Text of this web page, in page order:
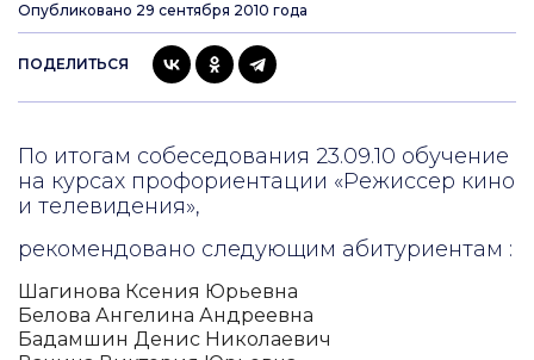
Опубликовано 29 сентября 2010 года
ПОДЕЛИТЬСЯ
По итогам собеседования 23.09.10 обучение
на курсах профориентации «Режиссер кино
и телевидения»,
рекомендовано следующим абитуриентам :
Шагинова Ксения Юрьевна
Белова Ангелина Андреевна
Бадамшин Денис Николаевич